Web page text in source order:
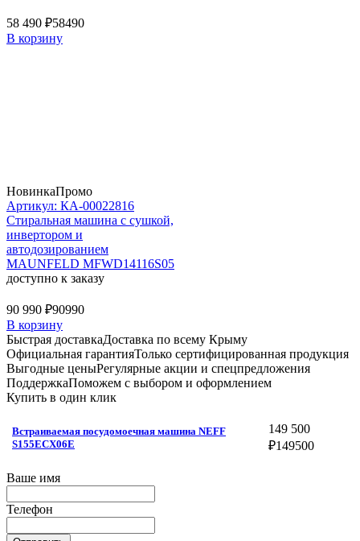
58 490 ₽58490
В корзину
НовинкаПромо
Артикул: КА-00022816
Стиральная машина c сушкой,
инвертором и
автодозированием
MAUNFELD MFWD14116S05
доступно к заказу
90 990 ₽90990
В корзину
Быстрая доставкаДоставка по всему Крыму
Официальная гарантияТолько сертифицированная продукция
Выгодные ценыРегулярные акции и спецпредложения
ПоддержкаПоможем с выбором и оформлением
Купить в один клик
Встраиваемая посудомоечная машина NEFF
S155ECX06E
149 500
₽149500
Ваше имя
Телефон